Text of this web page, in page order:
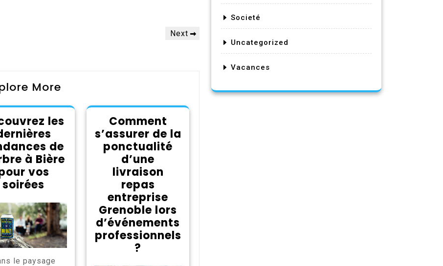
Next
Next
More
les
de
à Bière
vos
soirées
le paysage
Comment
s’assurer de la
ponctualité
d’une
livraison
repas
entreprise
Grenoble lors
d’événements
professionnels
?
Societé
Uncategorized
Vacances